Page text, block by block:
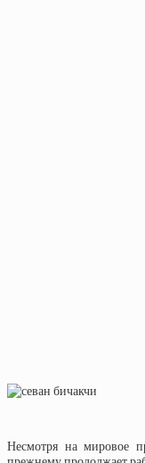
Несмотря на мировое